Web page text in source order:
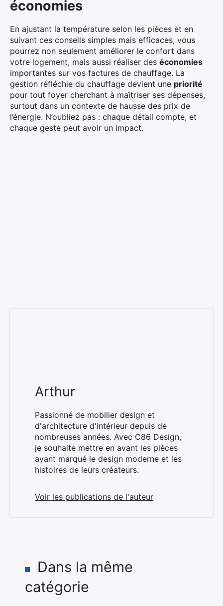
économies
En ajustant la température selon les pièces et en
suivant ces conseils simples mais efficaces, vous
pourrez non seulement améliorer le confort dans
votre logement, mais aussi réaliser des économies
importantes sur vos factures de chauffage. La
gestion réfléchie du chauffage devient une priorité
pour tout foyer cherchant à maîtriser ses dépenses,
surtout dans un contexte de hausse des prix de
l’énergie. N’oubliez pas : chaque détail compte, et
chaque geste peut avoir un impact.
Arthur
Passionné de mobilier design et
d'architecture d'intérieur depuis de
nombreuses années. Avec C86 Design,
je souhaite mettre en avant les pièces
ayant marqué le design moderne et les
histoires de leurs créateurs.
Voir les publications de l'auteur
Dans la même
catégorie